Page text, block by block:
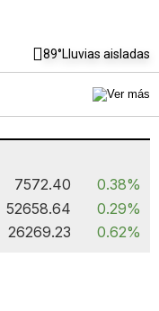
89°Lluvias aisladas
7572.40
0.38%
52658.64
0.29%
26269.23 0.62%